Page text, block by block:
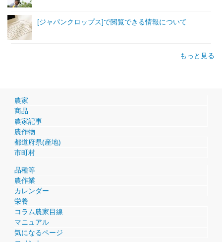
[ジャパンクロップス]で閲覧できる情報について
もっと見る
農家
商品
農家記事
農作物
都道府県(産地)
市町村
品種等
農作業
カレンダー
栄養
コラム農家目線
マニュアル
気になるページ